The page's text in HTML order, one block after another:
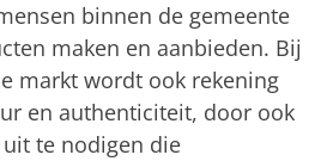
binnen de gemeente
maken en aanbieden. Bij
markt wordt ook rekening
en authenticiteit, door ook
te nodigen die